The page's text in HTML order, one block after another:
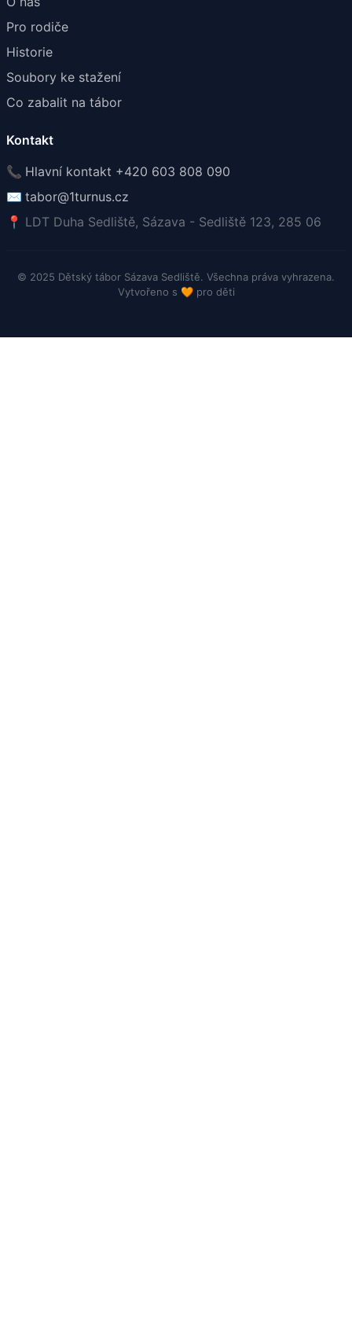
Pro rodiče
Historie
Soubory ke stažení
Co zabalit na tábor
Kontakt
📞 Hlavní kontakt +420 603 808 090
✉️ tabor@1turnus.cz
📍 LDT Duha Sedliště, Sázava - Sedliště 123, 285 06
© 2025 Dětský tábor Sázava Sedliště. Všechna práva vyhrazena.
Vytvořeno s 🧡pro děti